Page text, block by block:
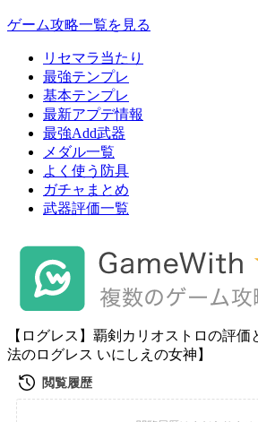
ゲーム攻略一覧を見る
リセマラ当たり
最強テンプレ
基本テンプレ
最新アプデ情報
最強Add武器
メダル一覧
よく使う防具
ガチャまとめ
武器評価一覧
【ログレス】覇剣カリオストロの評
法のログレス いにしえの女神】